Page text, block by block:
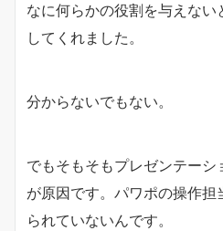
なに何らかの役割を与えな
してくれました。
分からないでもない。
でもそもそもプレゼンテーシ
が原因です。パワポの操作
られていないんです。